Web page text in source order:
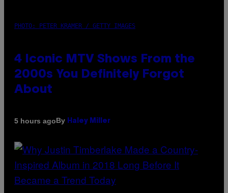
PHOTO: PETER KRAMER / GETTY IMAGES
4 Iconic MTV Shows From the
2000s You Definitely Forgot
About
5 hours agoBy Haley Miller